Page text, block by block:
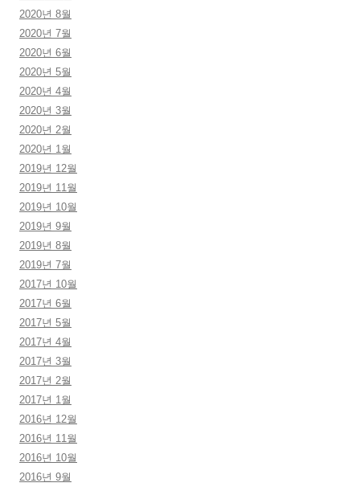
2020년 8월
2020년 7월
2020년 6월
2020년 5월
2020년 4월
2020년 3월
2020년 2월
2020년 1월
2019년 12월
2019년 11월
2019년 10월
2019년 9월
2019년 8월
2019년 7월
2017년 10월
2017년 6월
2017년 5월
2017년 4월
2017년 3월
2017년 2월
2017년 1월
2016년 12월
2016년 11월
2016년 10월
2016년 9월